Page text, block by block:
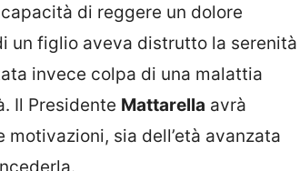
di reggere un dolore
un figlio aveva distrutto la serenità
invece colpa di una malattia
Il Presidente Mattarella avrà
sia dell’età avanzata